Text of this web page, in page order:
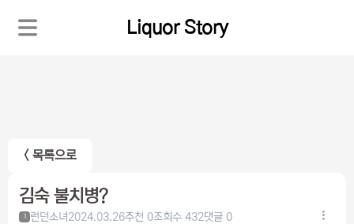
Liquor Story
< 목록으로
김숙 불치병?
1 런던소녀2024.03.26추천 0조회수 432댓글 0